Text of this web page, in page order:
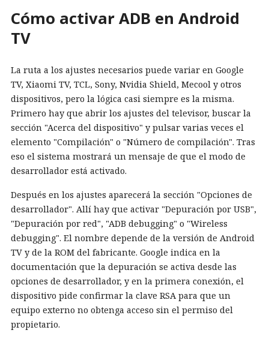
Cómo activar ADB en Android
TV
La ruta a los ajustes necesarios puede variar en Google
TV, Xiaomi TV, TCL, Sony, Nvidia Shield, Mecool y otros
dispositivos, pero la lógica casi siempre es la misma.
Primero hay que abrir los ajustes del televisor, buscar la
sección "Acerca del dispositivo" y pulsar varias veces el
elemento "Compilación" o "Número de compilación". Tras
eso el sistema mostrará un mensaje de que el modo de
desarrollador está activado.
Después en los ajustes aparecerá la sección "Opciones de
desarrollador". Allí hay que activar "Depuración por USB",
"Depuración por red", "ADB debugging" o "Wireless
debugging". El nombre depende de la versión de Android
TV y de la ROM del fabricante. Google indica en la
documentación que la depuración se activa desde las
opciones de desarrollador, y en la primera conexión, el
dispositivo pide confirmar la clave RSA para que un
equipo externo no obtenga acceso sin el permiso del
propietario.